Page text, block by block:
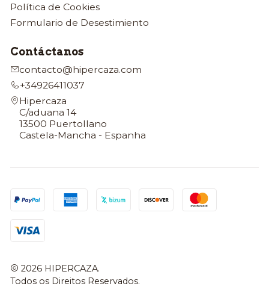
Política de Cookies
Formulario de Desestimiento
Contáctanos
contacto@hipercaza.com
+34926411037
Hipercaza
C/aduana 14
13500 Puertollano
Castela-Mancha - Espanha
2026 HIPERCAZA.
Todos os Direitos Reservados.